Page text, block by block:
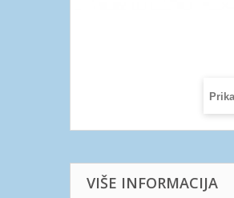
VIŠE INFORMACIJA